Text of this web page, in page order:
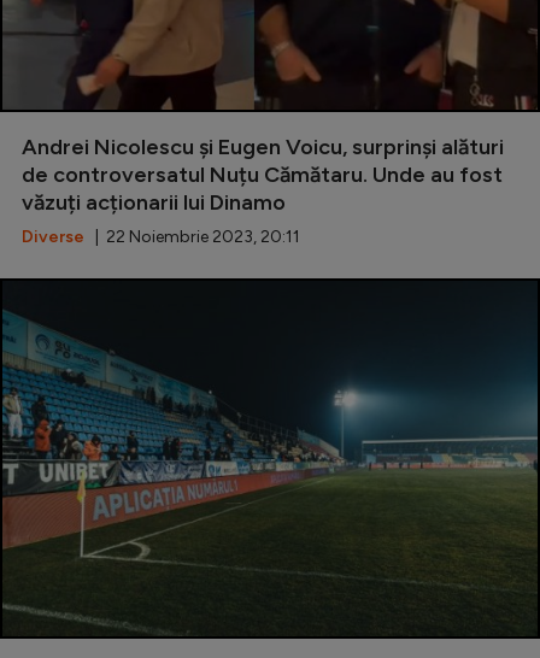
Ligue 1
Campionate
EURO 2024
Stranieri
Tenis
Handbal
Natație
Formula 1
Gimnastică
Andrei Nicolescu și Eugen Voicu, surprinși alături
de controversatul Nuțu Cămătaru. Unde au fost
văzuți acționarii lui Dinamo
Diverse | 22 Noiembrie 2023, 20:11